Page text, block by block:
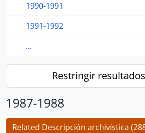
1990-1991
1991-1992
...
Restringir
1987-1988
Related Descripción archivística